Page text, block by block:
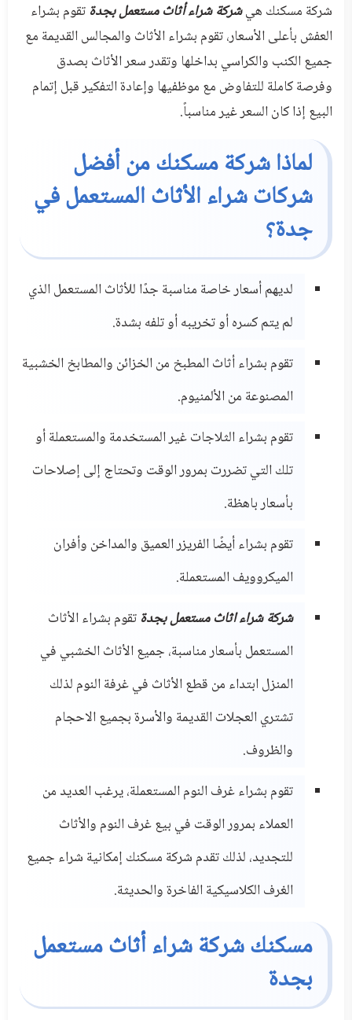
طلب
خدمة
من
نحن
شركة مسكنك هيشركة شراء أثاث مستعمل بجدة تقوم بشراء
العفش بأعلى الأسعار، تقوم بشراء الأثاث والمجالس القديمة مع
جميع الكنب والكراسي بداخلها وتقدر سعر الأثاث بصدق
وفرصة كاملة للتفاوض مع موظفيها وإعادة التفكير قبل إتمام
البيع إذا كان السعر غير مناسباً.
لماذا شركة مسكنك من أفضل
شركات شراء الأثاث المستعمل في
جدة؟
لديهم أسعار خاصة مناسبة جدًا للأثاث المستعمل الذي
لم يتم كسره أو تخريبه أو تلفه بشدة.
تقوم بشراء أثاث المطبخ من الخزائن والمطابخ الخشبية
المصنوعة من الألمنيوم.
تقوم بشراء الثلاجات غير المستخدمة والمستعملة أو
تلك التي تضررت بمرور الوقت وتحتاج إلى إصلاحات
بأسعار باهظة.
تقوم بشراء أيضًا الفريزر العميق والمداخن وأفران
الميكروويف المستعملة.
شركة شراء اثاث مستعمل بجدة تقوم بشراء الأثاث
المستعمل بأسعار مناسبة، جميع الأثاث الخشبي في
المنزل ابتداء من قطع الأثاث في غرفة النوم لذلك
تشتري العجلات القديمة والأسرة بجميع الاحجام
والظروف.
تقوم بشراء غرف النوم المستعملة، يرغب العديد من
العملاء بمرور الوقت في بيع غرف النوم والأثاث
للتجديد، لذلك تقدم شركة مسكنك إمكانية شراء جميع
الغرف الكلاسيكية الفاخرة والحديثة.
مسكنك شركة شراء أثاث مستعمل
بجدة